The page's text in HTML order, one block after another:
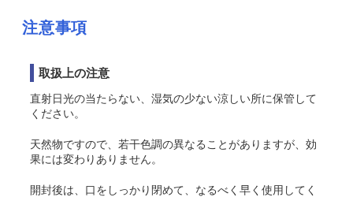
注意事項
取扱上の注意
直射日光の当たらない、湿気の少ない涼しい所に保管して
ください。
天然物ですので、若干色調の異なることがありますが、効
果には変わりありません。
開封後は、口をしっかり閉めて、なるべく早く使用してく